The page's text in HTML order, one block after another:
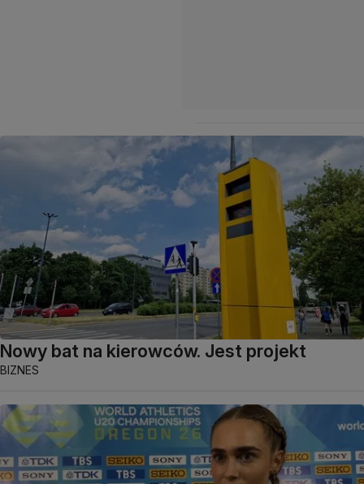
Nowy bat na kierowców. Jest projekt
BIZNES